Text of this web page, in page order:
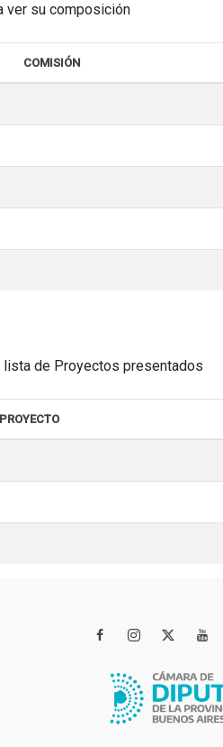
ver su composición
COMISIÓN
de Proyectos presentados
 